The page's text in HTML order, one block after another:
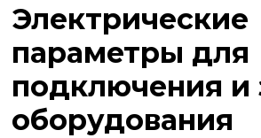
Электрические
параметры для
подключения
оборудования